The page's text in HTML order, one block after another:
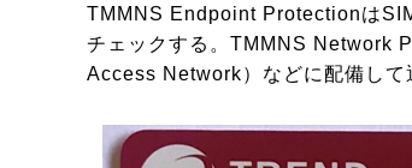
TMMNS Endpoint Protectionは
チェックする。TMMNS Network
Access Network）などに配備して